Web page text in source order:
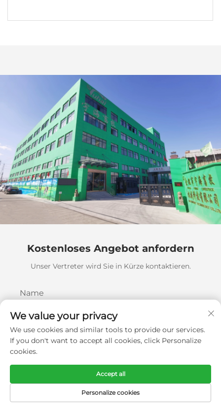
Kostenloses Angebot anfordern
Unser Vertreter wird Sie in Kürze kontaktieren.
Name
E-Mail
We value your privacy
We use cookies and similar tools to provide our services.
If you don't want to accept all cookies, click Personalize
cookies.
Personalize cookies
Accept all